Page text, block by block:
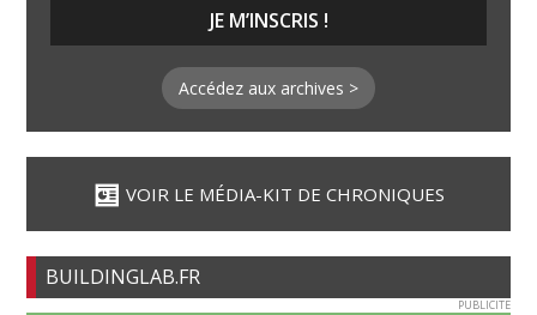
Accédez aux archives >
VOIR LE MÉDIA-KIT DE CHRONIQUES
BUILDINGLAB.FR
PUBLICITE